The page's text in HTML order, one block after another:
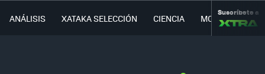
ANÁLISIS XATAKA SELECCIÓN CIENCIA MOVILIDAD
Suscríbete a